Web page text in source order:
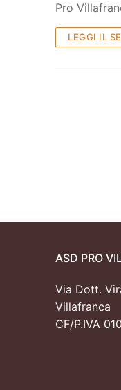
Pro
LEGGI IL
ASD PRO
Via Dott.
Villafranca
CF/P.IVA